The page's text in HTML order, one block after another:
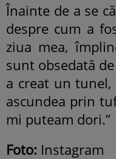
Înainte de a se
despre cum a
ziua mea,
sunt obsedată
a creat un
ascundea prin
mi puteam dori.”
Foto: Instagram